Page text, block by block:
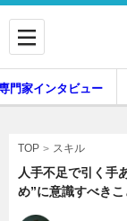
門家インタビュー
TOP スキル
人手不足で引く手
め”に意識すべきこ